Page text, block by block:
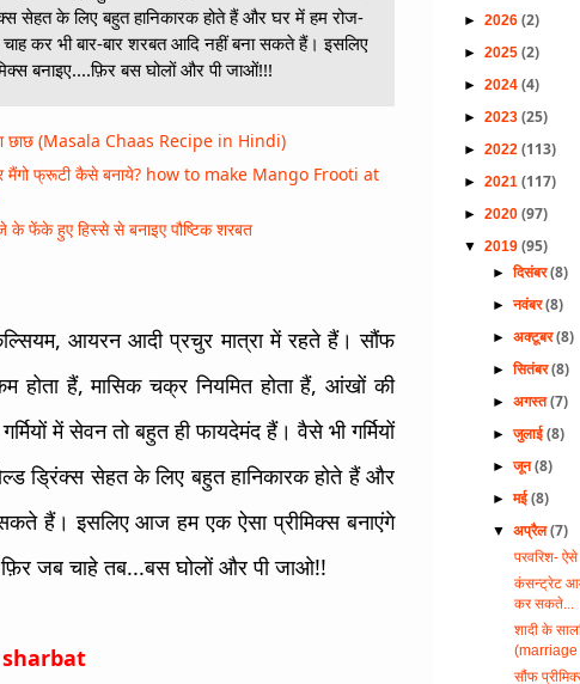
सेहत के लिए बहुत हानिकारक होते हैं और घर में हम रोज-
कर भी बार-बार शरबत आदि नहीं बना सकते हैं। इसलिए
बनाइए....फ़िर बस घोलों और पी जाओं!!!
छाछ (Masala Chaas Recipe in Hindi)
मैंगो फ्रूटी कैसे बनाये? how to make Mango Frooti at
के फेंके हुए हिस्से से बनाइए पौष्टिक शरबत
आयरन आदी प्रचुर मात्रा में रहते हैं। सौंफ
होता हैं, मासिक चक्र नियमित होता हैं, आंखों की
में सेवन तो बहुत ही फायदेमंद हैं। वैसे भी गर्मियों
ड्रिंक्स सेहत के लिए बहुत हानिकारक होते हैं और
हैं। इसलिए आज हम एक ऐसा प्रीमिक्स बनाएंगे
जब चाहे तब...बस घोलों और पी जाओ!!
sharbat
► 2026 (2)
► 2025 (2)
► 2024 (4)
► 2023 (25)
► 2022 (113)
► 2021 (117)
► 2020 (97)
▼ 2019 (95)
►दिसंबर(8)
►नवंबर(8)
► अक्टूबर(8)
►सितंबर(8)
► अगस्त(7)
►जुलाई(8)
►जून(8)
►मई(8)
▼ अप्रैल(7)
परवरिश-
कंसन्ट्रेट
कर सकते...
शादी के
(marriage
सौंफ